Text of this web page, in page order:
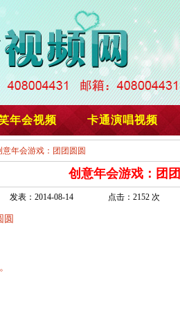
年会视频 卡通演唱视频
意年会游戏：团团圆圆
创意年会游戏：团
发表：2014-08-14 点击：2152 次
圆